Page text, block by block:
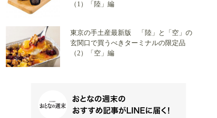
（1）「陸」編
東京の手土産最新版 「陸」と「空」の
玄関口で買うべきターミナルの限定品
（2）「空」編